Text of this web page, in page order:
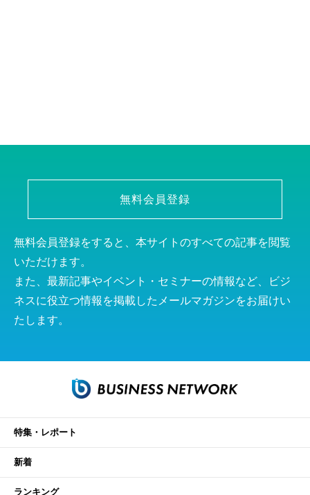
無料会員登録
無料会員登録をすると、本サイトのすべての記事を閲覧
いただけます。
また、最新記事やイベント・セミナーの情報など、ビジ
ネスに役立つ情報を掲載したメールマガジンをお届けい
たします。
特集・レポート
新着
ランキング